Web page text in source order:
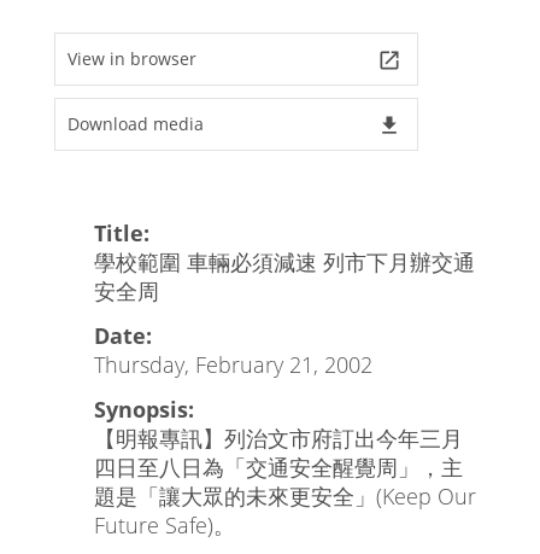
View in browser launch
Download media file_download
Title:
學校範圍 車輛必須減速 列市下月辦交通
安全周
Date:
Thursday, February 21, 2002
Synopsis:
【明報專訊】列治文市府訂出今年三月
四日至八日為「交通安全醒覺周」，主
題是「讓大眾的未來更安全」(Keep Our
Future Safe)。